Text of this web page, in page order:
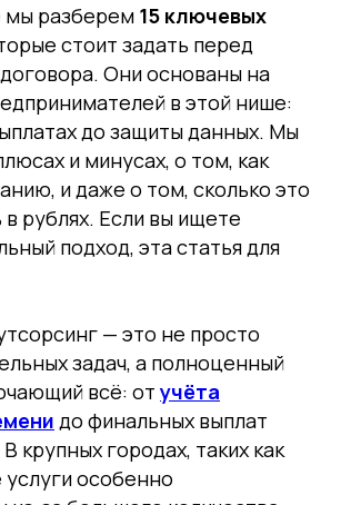
мы разберем 15 ключевых
стоит задать перед
Они основаны на
в этой нише:
до защиты данных. Мы
и минусах, о том, как
и даже о том, сколько это
рублях. Если вы ищете
подход, эта статья для
— это не просто
задач, а полноценный
всё: от учёта
до финальных выплат
крупных городах, таких как
услуги особенно